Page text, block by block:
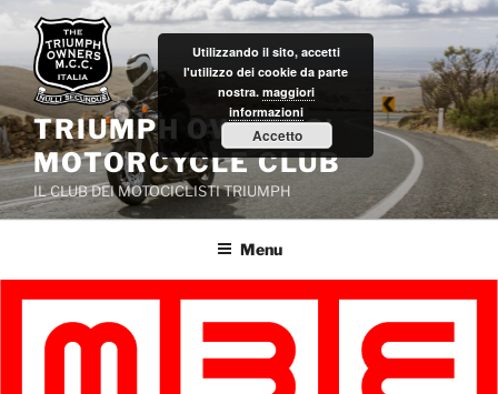
Salta
contenuto
TRIUMPH OWNERS'
MOTORCYCLE CLUB
IL CLUB DEI MOTOCICLISTI TRIUMPH
Menu
Utilizzando il sito, accetti
l'utilizzo dei cookie da parte
nostra. maggiori
informazioni
Accetto